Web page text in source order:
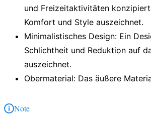
und Freizeitaktivitäten
Komfort und Style auszeichnet.
Minimalistisches Design: Ein
Schlichtheit und Reduktion auf
auszeichnet.
Obermaterial: Das äußere
Note